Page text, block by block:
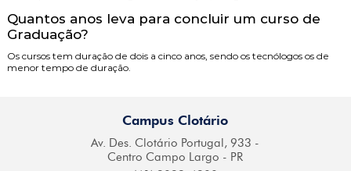
Quantos anos leva para concluir um curso de
Graduação?
Os cursos tem duração de dois a cinco anos, sendo os tecnólogos os de
menor tempo de duração.
Campus Clotário
Av. Des. Clotário Portugal, 933 -
Centro Campo Largo - PR